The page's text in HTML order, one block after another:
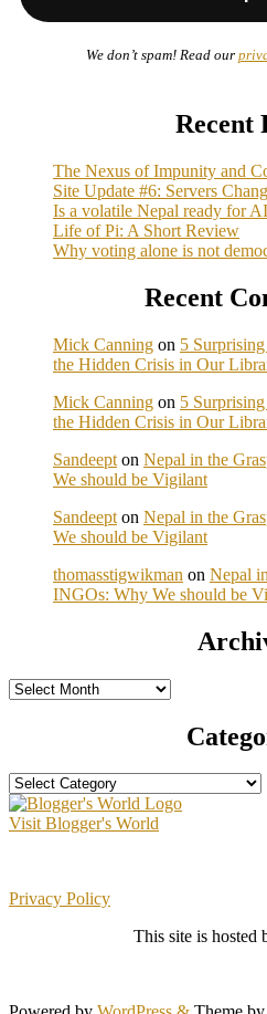
We don’t spam! Read our
Recent
The Nexus of Impunity and
Site Update #6: Servers
Is a volatile Nepal ready for
Life of Pi: A Short Review
Why voting alone is not
Recent
Mick Canning on 5
the Hidden Crisis in Our
Mick Canning on 5
the Hidden Crisis in Our
Sandeept on Nepal in the
We should be Vigilant
Sandeept on Nepal in the
We should be Vigilant
thomasstigwikman on Nepal
INGOs: Why We should be
Archives
Categories
Visit Blogger's World
Privacy Policy
This site is hosted